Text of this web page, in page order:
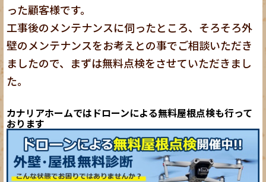
った顧客様です。
工事後のメンテナンスに伺ったところ、そろそろ外
壁のメンテナンスをお考えとの事でご相談いただき
ましたので、まずは無料点検をさせていただきまし
た。
カナリアホームではドローンによる無料屋根点検も行って
おります